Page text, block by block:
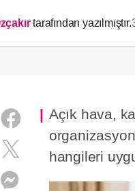
tarafından yazılmıştır.
Açık hava,
hangileri